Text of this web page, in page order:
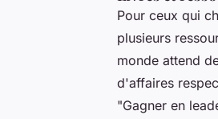
Pour ceux qui
plusieurs
monde attend
d'affaires
"Gagner en